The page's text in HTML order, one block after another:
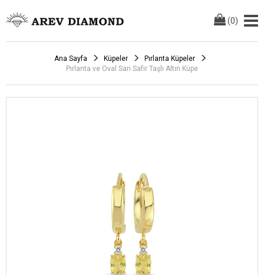
(0)
Ana Sayfa Küpeler
Pırlanta Küpeler
Pırlanta ve Oval Sarı Safir Taşlı Altın Küpe